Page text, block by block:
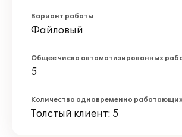
Вариант работы
Файловый
Общее число автоматизированных
5
Количество одновременно
Толстый клиент: 5